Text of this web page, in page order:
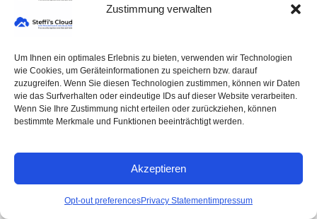
Zustimmung verwalten
Um Ihnen ein optimales Erlebnis zu bieten, verwenden wir Technologien
wie Cookies, um Geräteinformationen zu speichern bzw. darauf
zuzugreifen. Wenn Sie diesen Technologien zustimmen, können wir Daten
wie das Surfverhalten oder eindeutige IDs auf dieser Website verarbeiten.
Wenn Sie Ihre Zustimmung nicht erteilen oder zurückziehen, können
bestimmte Merkmale und Funktionen beeinträchtigt werden.
Akzeptieren
Opt-out preferencesPrivacy Statementimpressum
© 2026 Steffi's Cloud®
All rights reserved
Datenschutzerklärung
Impressum